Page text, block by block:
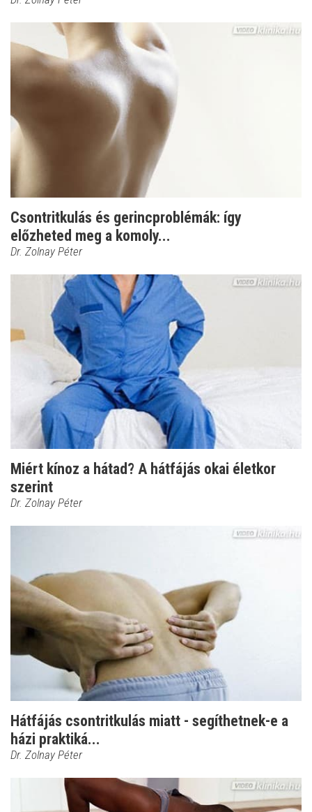
Csontritkulás és gerincproblémák: így
előzheted meg a komoly...
Dr. Zolnay Péter
Miért kínoz a hátad? A hátfájás okai életkor
szerint
Dr. Zolnay Péter
Hátfájás csontritkulás miatt - segíthetnek-e a
házi praktiká...
Dr. Zolnay Péter